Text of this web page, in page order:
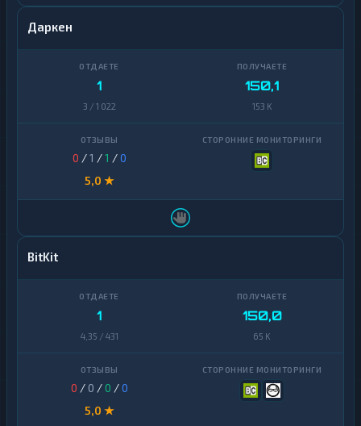
Даркен
1
3 / 1 022
150,1
153 K
0 /1 /1 /0
5,0 ★
BitKit
1
4,35 / 431
150,0
65 K
0 / 0 /0 /0
5,0 ★